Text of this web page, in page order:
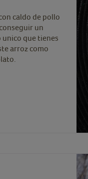
caldo de pollo
un
unico que tienes
arroz como